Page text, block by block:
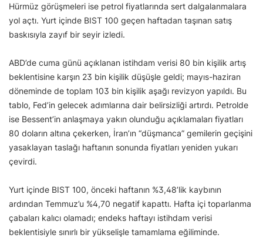
Hürmüz görüşmeleri ise petrol fiyatlarında sert dalgalanmalara
yol açtı. Yurt içinde BIST 100 geçen haftadan taşınan satış
baskısıyla zayıf bir seyir izledi.
ABD’de cuma günü açıklanan istihdam verisi 80 bin kişilik artış
beklentisine karşın 23 bin kişilik düşüşle geldi; mayıs-haziran
döneminde de toplam 103 bin kişilik aşağı revizyon yapıldı. Bu
tablo, Fed’in gelecek adımlarına dair belirsizliği artırdı. Petrolde
ise Bessent’in anlaşmaya yakın olunduğu açıklamaları fiyatları
80 doların altına çekerken, İran’ın “düşmanca” gemilerin geçişini
yasaklayan taslağı haftanın sonunda fiyatları yeniden yukarı
çevirdi.
Yurt içinde BIST 100, önceki haftanın %3,48’lik kaybının
ardından Temmuz’u %4,70 negatif kapattı. Hafta içi toparlanma
çabaları kalıcı olamadı; endeks haftayı istihdam verisi
beklentisiyle sınırlı bir yükselişle tamamlama eğiliminde.